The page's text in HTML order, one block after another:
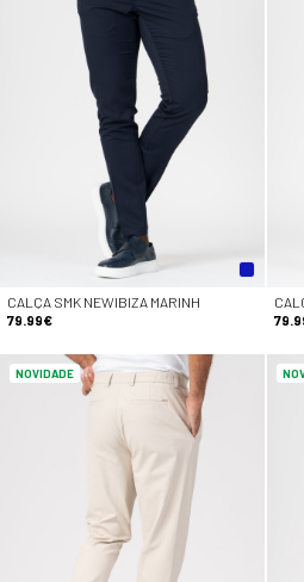
CALÇA SMK NEWIBIZA MARINH
79.99€
NOVIDADE